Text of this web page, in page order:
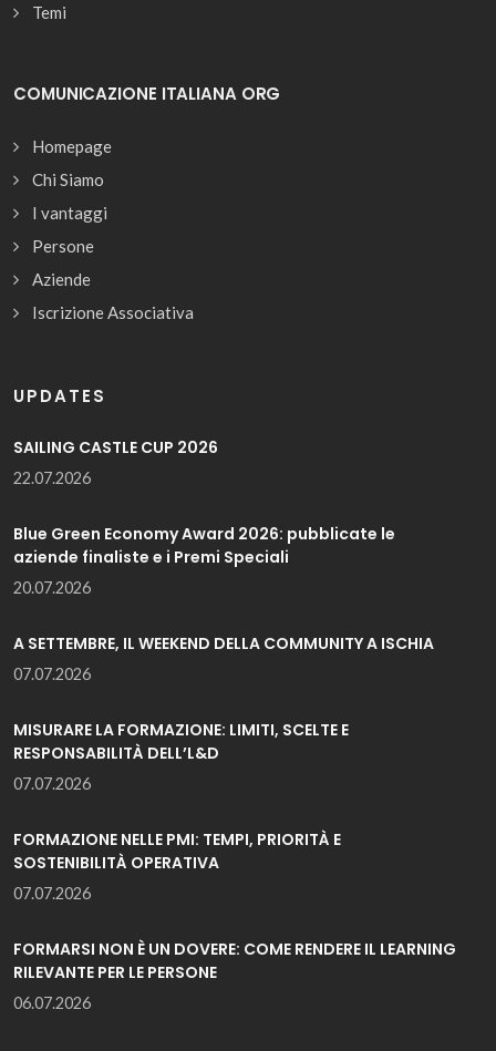
Temi
COMUNICAZIONE ITALIANA ORG
Homepage
Chi Siamo
I vantaggi
Persone
Aziende
Iscrizione Associativa
UPDATES
SAILING CASTLE CUP 2026
22.07.2026
Blue Green Economy Award 2026: pubblicate le
aziende finaliste e i Premi Speciali
20.07.2026
A SETTEMBRE, IL WEEKEND DELLA COMMUNITY A ISCHIA
07.07.2026
MISURARE LA FORMAZIONE: LIMITI, SCELTE E
RESPONSABILITÀ DELL’L&D
07.07.2026
FORMAZIONE NELLE PMI: TEMPI, PRIORITÀ E
SOSTENIBILITÀ OPERATIVA
07.07.2026
FORMARSI NON È UN DOVERE: COME RENDERE IL LEARNING
RILEVANTE PER LE PERSONE
06.07.2026